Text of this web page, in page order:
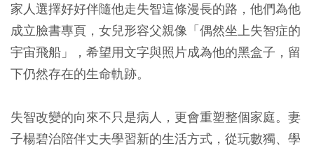
家人選擇好好伴隨他走失智這條漫長的路，他們為他
成立臉書專頁，女兒形容父親像「偶然坐上失智症的
宇宙飛船」，希望用文字與照片成為他的黑盒子，留
下仍然存在的生命軌跡。
失智改變的向來不只是病人，更會重塑整個家庭。妻
子楊碧治陪伴丈夫學習新的生活方式，從玩數獨、學